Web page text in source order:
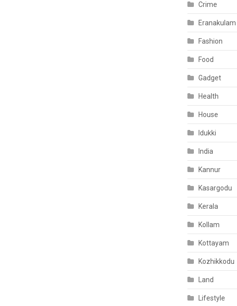
Crime
Eranakulam
Fashion
Food
Gadget
Health
House
Idukki
India
Kannur
Kasargodu
Kerala
Kollam
Kottayam
Kozhikkodu
Land
Lifestyle